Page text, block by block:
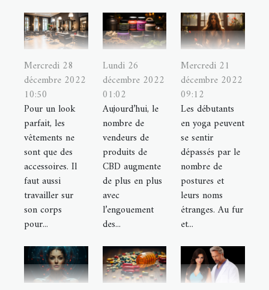
Mercredi 28
décembre 2022
10:50
Pour un look
parfait, les
vêtements ne
sont que des
accessoires. Il
faut aussi
travailler sur
son corps
pour...
Lundi 26
décembre 2022
01:02
Aujourd’hui, le
nombre de
vendeurs de
produits de
CBD augmente
de plus en plus
avec
l’engouement
des...
Mercredi 21
décembre 2022
09:12
Les débutants
en yoga peuvent
se sentir
dépassés par le
nombre de
postures et
leurs noms
étranges. Au fur
et...